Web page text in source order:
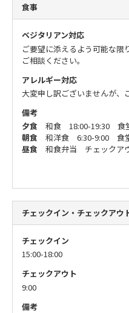
食事
ベジタリアン対応
ご要望に添えるよう可能な限
ご相談ください。
アレルギー対応
大変申し訳ございませんが、
備考
夕食 和食 18:00-19:30 食
朝食 和洋食 6:30-9:00 食
昼食 和食弁当 チェックア
チェックイン・チェックアウ
チェックイン
15:00-18:00
チェックアウト
9:00
備考